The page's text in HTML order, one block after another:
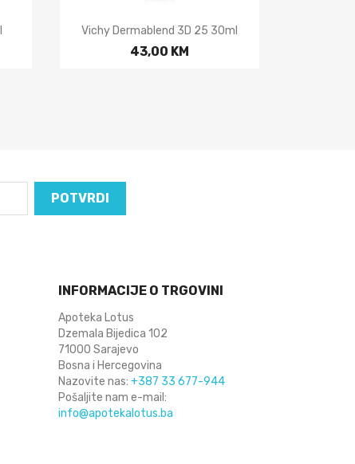
Brzi pregled
Vichy Dermablend 3D 25 30ml
43,00 KM
INFORMACIJE O TRGOVINI
Apoteka Lotus
Dzemala Bijedica 102
71000 Sarajevo
Bosna i Hercegovina
Nazovite nas: +387 33 677-944
Pošaljite nam e-mail:
info@apotekalotus.ba